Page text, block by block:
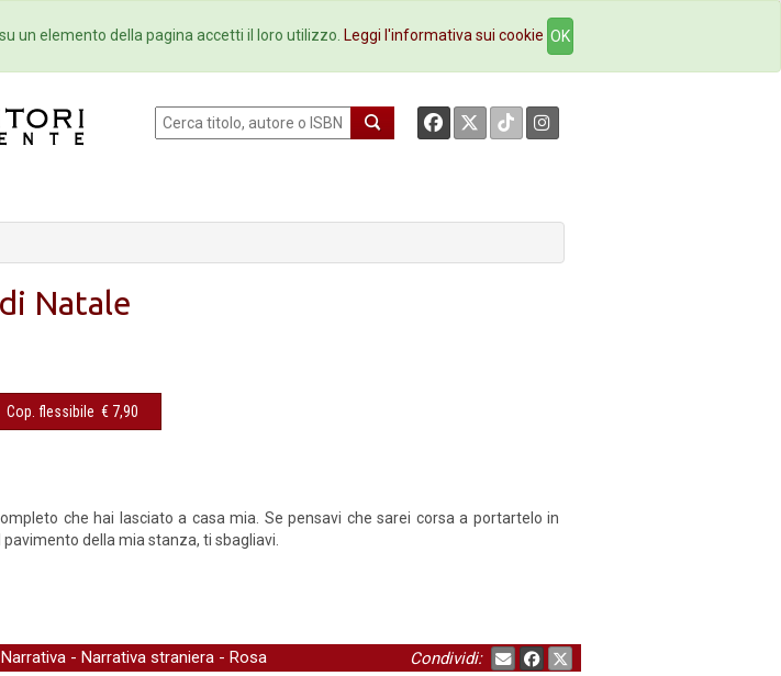
Newsletter Ebookstore Contatti
Natale
Cop. flessibile € 7,90
che hai lasciato a casa mia. Se pensavi che sarei corsa a portartelo in
della mia stanza, ti sbagliavi.
Narrativa - Narrativa straniera - Rosa Condividi:
un elemento della pagina accetti il loro utilizzo. Leggi l'informativa sui cookie OK